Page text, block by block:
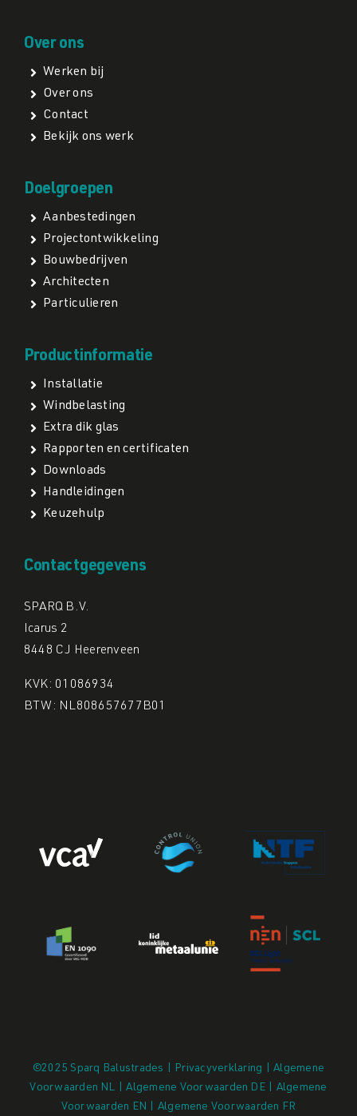
Over ons
Werken bij
Over ons
Contact
Bekijk ons werk
Doelgroepen
Aanbestedingen
Projectontwikkeling
Bouwbedrijven
Architecten
Particulieren
Productinformatie
Installatie
Windbelasting
Extra dik glas
Rapporten en certificaten
Downloads
Handleidingen
Keuzehulp
Contactgegevens
SPARQ B.V.
Icarus 2
8448 CJ Heerenveen
KVK: 01086934
BTW: NL808657677B01
©2025 Sparq Balustrades | Privacyverklaring |Algemene
Voorwaarden NL |Algemene Voorwaarden DE| Algemene
Voorwaarden EN
Algemene Voorwaarden FR